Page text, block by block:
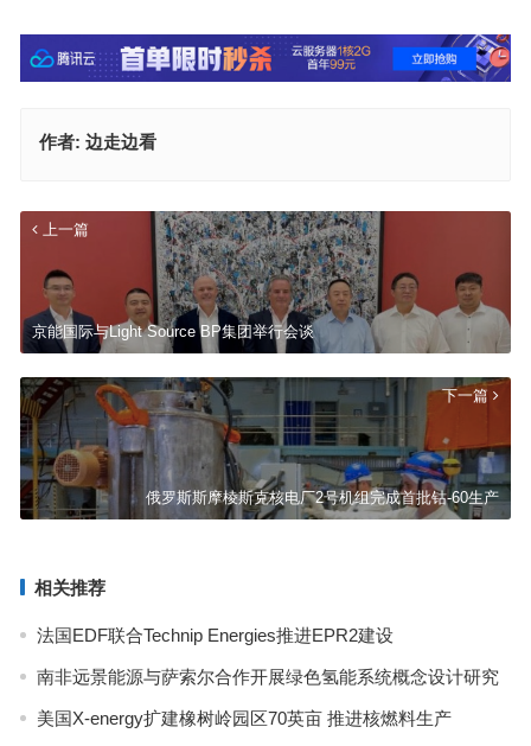
作者: 边走边看
上一篇
京能国际与Light Source BP集团举行会谈
下一篇
俄罗斯斯摩棱斯克核电厂2号机组完成首批钴-60生产
相关推荐
法国EDF联合Technip Energies推进EPR2建设
南非远景能源与萨索尔合作开展绿色氢能系统概念设计研究
美国X-energy扩建橡树岭园区70英亩 推进核燃料生产